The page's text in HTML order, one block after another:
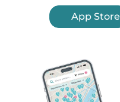
App Store